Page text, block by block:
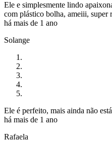
Ele e simplesmente lindo
com plástico bolha, ameiii, super
há mais de 1 ano
Solange
Ele é perfeito, mais ainda não
há mais de 1 ano
Rafaela